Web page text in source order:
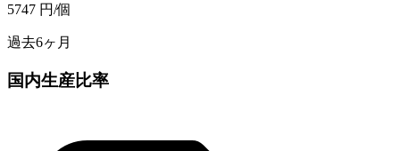
5747 円/個
過去6ヶ月
国内生産比率